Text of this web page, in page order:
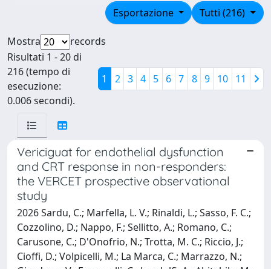
Tutti (216)
Esportazione
Mostra
records
Risultati 1 - 20 di
216 (tempo di
esecuzione:
0.006 secondi).
1 2 3 4 5 6 7 8 9 10 11
Vericiguat for endothelial dysfunction
and CRT response in non-responders:
the VERCET prospective observational
study
2026 Sardu, C.; Marfella, L. V.; Rinaldi, L.; Sasso, F. C.;
Cozzolino, D.; Nappo, F.; Sellitto, A.; Romano, C.;
Carusone, C.; D'Onofrio, N.; Trotta, M. C.; Riccio, J.;
Cioffi, D.; Volpicelli, M.; La Marca, C.; Marrazzo, N.;